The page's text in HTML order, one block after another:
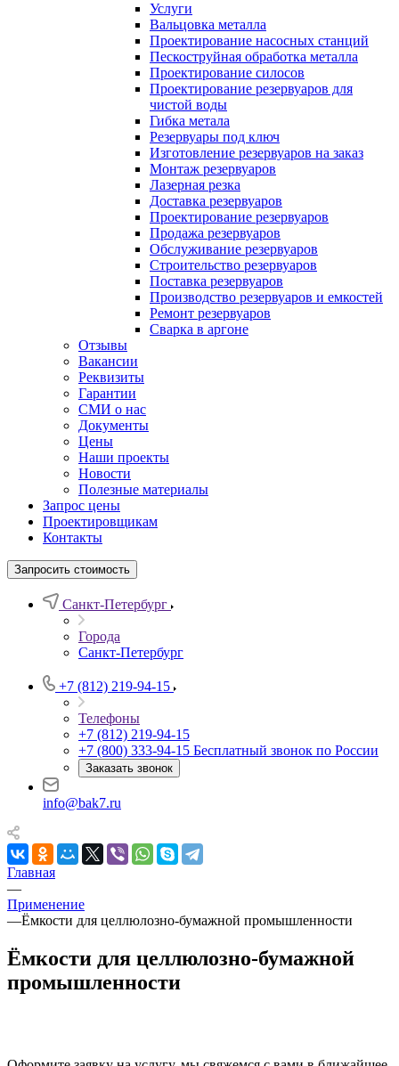
Услуги
Вальцовка металла
Проектирование насосных станций
Пескоструйная обработка металла
Проектирование силосов
Проектирование резервуаров для
чистой воды
Гибка метала
Резервуары под ключ
Изготовление резервуаров на заказ
Монтаж резервуаров
Лазерная резка
Доставка резервуаров
Проектирование резервуаров
Продажа резервуаров
Обслуживание резервуаров
Cтроительство резервуаров
Поставка резервуаров
Производство резервуаров и емкостей
Ремонт резервуаров
Сварка в аргоне
Отзывы
Вакансии
Реквизиты
Гарантии
СМИ о нас
Документы
Цены
Наши проекты
Новости
Полезные материалы
Запрос цены
Проектировщикам
Контакты
Запросить стоимость
Санкт-Петербург
Города
Санкт-Петербург
+7 (812) 219-94-15
Телефоны
+7 (812) 219-94-15
+7 (800) 333-94-15 Бесплатный звонок по России
Заказать звонок
info@bak7.ru
Главная
—
Применение
—Ёмкости для целлюлозно-бумажной промышленности
Ёмкости для целлюлозно-бумажной
промышленности